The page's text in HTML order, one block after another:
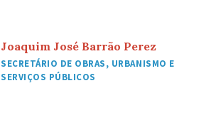
Joaquim José Barrão Perez
SECRETÁRIO DE OBRAS, URBANISMO E
SERVIÇOS PÚBLICOS